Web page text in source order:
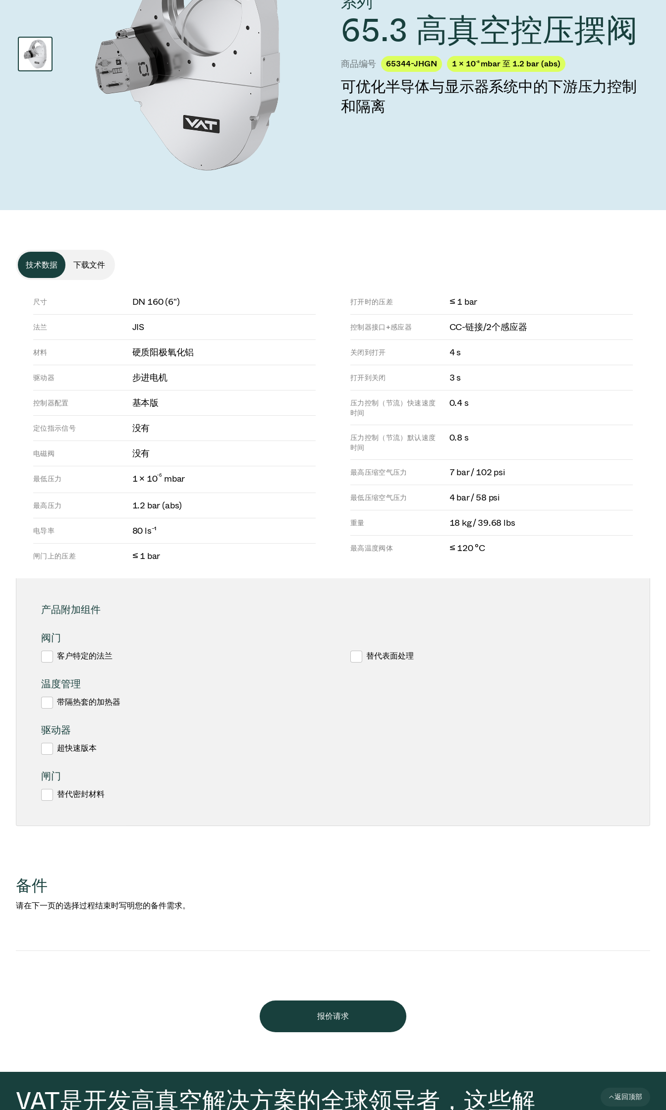
Semicon Taiwan 2026
year 2026 Results
Ad hoc announcement pursuant to Art. 53
LR
Ad hoc announcement pursuant to Art. 53
LR
泄压/排气阀
气体计量/漏气阀
3位置真空阀
真空止回阀
快关 / 束流阻挡器阀
真空传输阀
离子植入术
化学气相沉积
OLED喷墨打印
半导体无尘系统
真空干燥
真空灭菌
药品冷冻干燥
研究
您的应用
Analyst coverage
Contact for investors
News services
供应链管理
65.3 高真空控压摆阀
商品编号 65344-JHGN 1 × 10-8 mbar 至 1.2 bar (abs)
可优化半导体与显示器系统中的下游压力控制
和隔离
技术数据 下载文件
尺寸 DN 160 (6")
法兰 JIS
材料 硬质阳极氧化铝
驱动器 步进电机
控制器配置 基本版
定位指示信号 没有
电磁阀 没有
最低压力 1 × 10-6 mbar
最高压力 1.2 bar (abs)
电导率 80 ls⁻¹
闸门上的压差 ≤ 1 bar
打开时的压差 ≤ 1 bar
控制器接口+感应器 CC-链接/2个感应器
关闭到打开 4 s
打开到关闭 3 s
压力控制（节流）快速速度
时间
0.4 s
压力控制（节流）默认速度
时间
0.8 s
最高压缩空气压力 7 bar / 102 psi
最低压缩空气压力 4 bar / 58 psi
重量 18 kg / 39.68 lbs
最高温度阀体 ≤ 120 °C
产品附加组件
阀门
客户特定的法兰 替代表面处理
温度管理
带隔热套的加热器
驱动器
超快速版本
闸门
替代密封材料
备件
请在下一页的选择过程结束时写明您的备件需求。
报价请求
VAT是开发高真空解决方案的全球领导者，这些解 返回顶部